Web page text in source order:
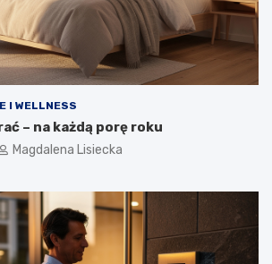
I WELLNESS
– na każdą porę roku
Magdalena Lisiecka